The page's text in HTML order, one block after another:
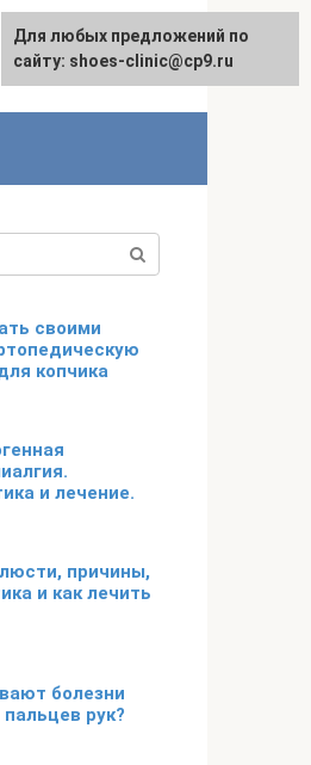
своими
копчика
и лечение.
причины,
и как лечить
болезни
рук?
Для любых предложений по
сайту: shoes-clinic@cp9.ru